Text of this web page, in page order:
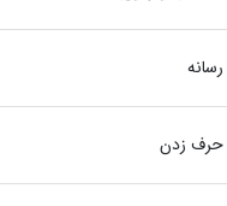
رسانه
حرف زدن